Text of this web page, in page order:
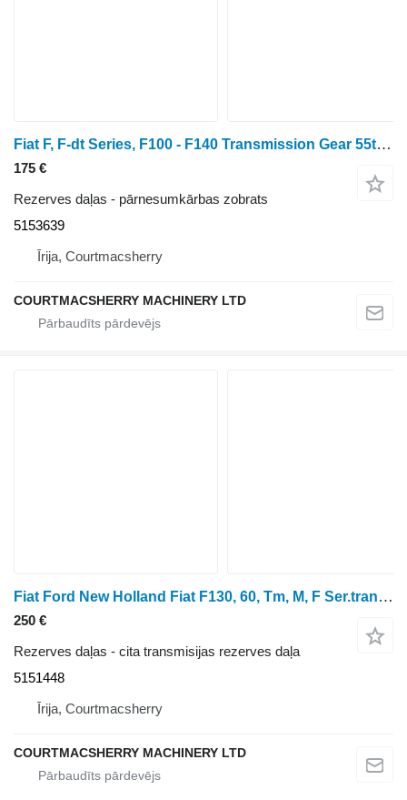
Fiat F, F-dt Series, F100 - F140 Transmission Gear 55t, 5153639 pārnesumkārbas zobrats
175 €
Rezerves daļas - pārnesumkārbas zobrats
5153639
Īrija, Courtmacsherry
COURTMACSHERRY MACHINERY LTD
Fiat Ford New Holland Fiat F130, 60, Tm, M, F Ser.transmission Cover 5151448
250 €
Rezerves daļas - cita transmisijas rezerves daļa
5151448
Īrija, Courtmacsherry
COURTMACSHERRY MACHINERY LTD